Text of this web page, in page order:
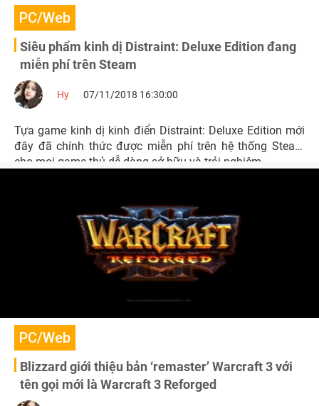
PC/Web
Siêu phẩm kinh dị Distraint: Deluxe Edition đang
miễn phí trên Steam
Hy 07/11/2018 16:30:00
Tựa game kinh dị kinh điển Distraint: Deluxe Edition mới
đây đã chính thức được miễn phí trên hệ thống Steam
cho mọi game thủ dễ dàng sở hữu và trải nghiệm.
PC/Web
Blizzard giới thiệu bản ‘remaster’ Warcraft 3 với
tên gọi mới là Warcraft 3 Reforged